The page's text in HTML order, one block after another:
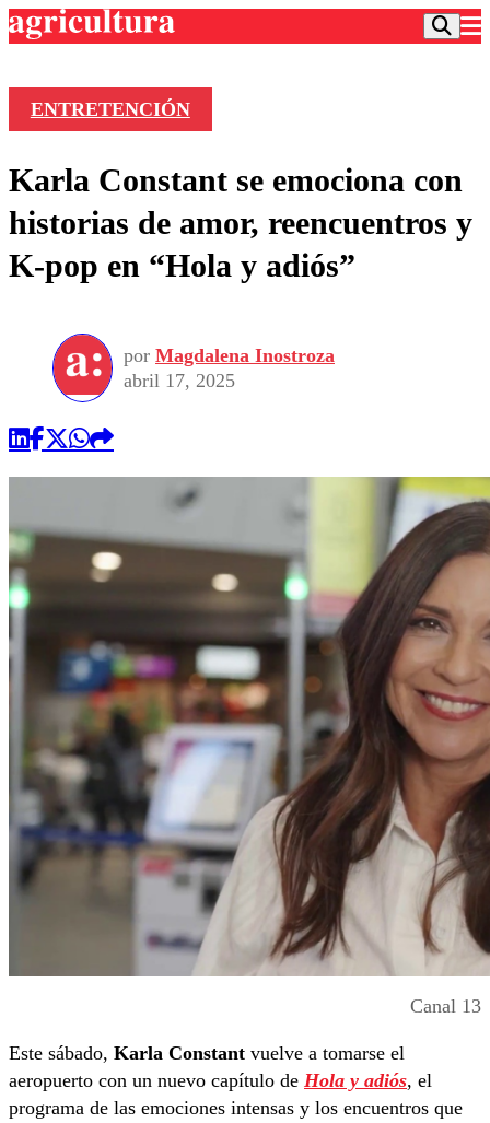
Frecuencias
Agricultura TV
Deportes
Colo Colo
Seleccion Chilena
Torneo Internacional
Universidad de Chile
Entretención
Economía
Internacional
Sustentabilidad
Publicaciones en medios
Opinión
ENTRETENCIÓN
Karla Constant se emociona con
historias de amor, reencuentros y
K-pop en “Hola y adiós”
por Magdalena Inostroza
abril 17, 2025
Canal 13
Este sábado, Karla Constant vuelve a tomarse el
aeropuerto con un nuevo capítulo de Hola y adiós, el
programa de las emociones intensas y los encuentros que